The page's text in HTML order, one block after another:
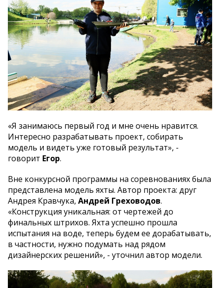
«Я занимаюсь первый год и мне очень нравится.
Интересно разрабатывать проект, собирать
модель и видеть уже готовый результат», -
говорит Егор.
Вне конкурсной программы на соревнованиях была
представлена модель яхты. Автор проекта: друг
Андрея Кравчука, Андрей Греховодов.
«Конструкция уникальная: от чертежей до
финальных штрихов. Яхта успешно прошла
испытания на воде, теперь будем ее дорабатывать,
в частности, нужно подумать над рядом
дизайнерских решений», - уточнил автор модели.